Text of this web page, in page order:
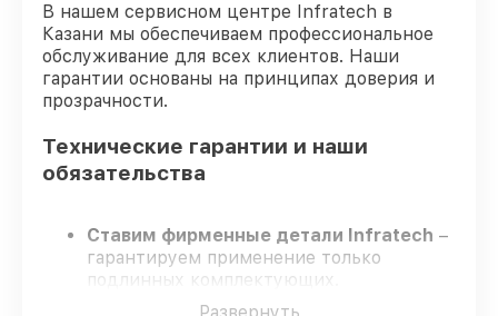
В нашем сервисном центре Infratech в
Казани мы обеспечиваем профессиональное
обслуживание для всех клиентов. Наши
гарантии основаны на принципах доверия и
прозрачности.
Технические гарантии и наши
обязательства
Ставим фирменные детали Infratech –
гарантируем применение только
подлинных комплектующих.
Опытные инженеры